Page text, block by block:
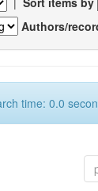
Authors/
time: 0.0